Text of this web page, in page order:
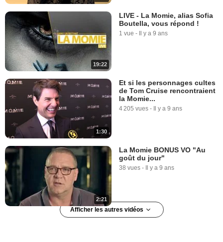
19:22
LIVE - La Momie, alias Sofia
Boutella, vous répond !
1 vue - Il y a 9 ans
1:30
Et si les personnages cultes
de Tom Cruise rencontraient
la Momie...
4 205 vues - Il y a 9 ans
2:21
La Momie BONUS VO "Au
goût du jour"
38 vues - Il y a 9 ans
Afficher les autres vidéos